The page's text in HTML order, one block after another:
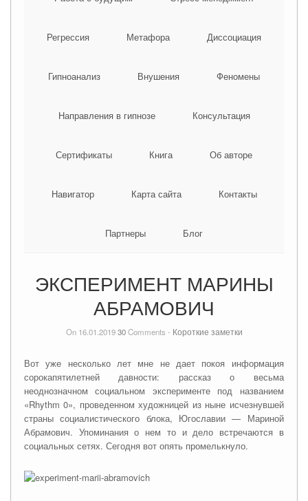
Регрессия Метафора Диссоциация
Гипноанализ Внушения Феномены
Направления в гипнозе Консультация
Сертификаты Книга Об авторе
Навигатор Карта сайта Контакты
Партнеры Блог
ЭКСПЕРИМЕНТ МАРИНЫ
АБРАМОВИЧ
On 16.01.201930Comments - Короткие заметки
Вот уже несколько лет мне не дает покоя информация
сорокапятилетней давности: рассказ о весьма
неоднозначном социальном эксперименте под названием
«Rhythm 0», проведенном художницей из ныне исчезнувшей
страны социалистического блока, Югославии — Мариной
Абрамович. Упоминания о нем то и дело встречаются в
социальных сетях. Сегодня вот опять промелькнуло.